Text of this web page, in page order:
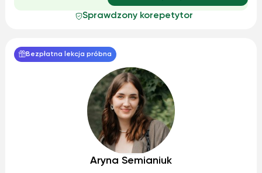
Sprawdzony korepetytor
Bezpłatna lekcja próbna
Aryna Semianiuk